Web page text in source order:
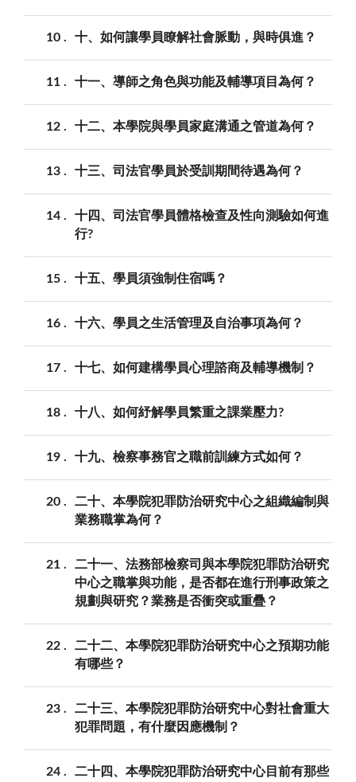
10 十、如何讓學員瞭解社會脈動，與時俱進？
11 十一、導師之角色與功能及輔導項目為何？
12 十二、本學院與學員家庭溝通之管道為何？
13 十三、司法官學員於受訓期間待遇為何？
14
十四、司法官學員體格檢查及性向測驗如何進
行?
15 十五、學員須強制住宿嗎？
16 十六、學員之生活管理及自治事項為何？
17 十七、如何建構學員心理諮商及輔導機制？
18 十八、如何紓解學員繁重之課業壓力?
19 十九、檢察事務官之職前訓練方式如何？
20
二十、本學院犯罪防治研究中心之組織編制與
業務職掌為何？
21
二十一、法務部檢察司與本學院犯罪防治研究
中心之職掌與功能，是否都在進行刑事政策之
規劃與研究？業務是否衝突或重疊？
22
二十二、本學院犯罪防治研究中心之預期功能
有哪些？
23
二十三、本學院犯罪防治研究中心對社會重大
犯罪問題，有什麼因應機制？
24
二十四、本學院犯罪防治研究中心目前有那些